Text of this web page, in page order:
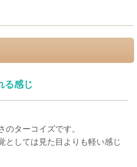
る感じ
のターコイズです。
としては見た目よりも軽い感じ